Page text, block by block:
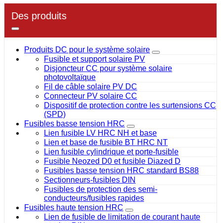
Des produits
Produits DC pour le système solaire
Fusible et support solaire PV
Disjoncteur CC pour système solaire
photovoltaïque
Fil de câble solaire PV DC
Connecteur PV solaire CC
Dispositif de protection contre les surtensions CC
(SPD)
Fusibles basse tension HRC
Lien fusible LV HRC NH et base
Lien et base de fusible BT HRC NT
Lien fusible cylindrique et porte-fusible
Fusible Neozed D0 et fusible Diazed D
Fusibles basse tension HRC standard BS88
Sectionneurs-fusibles DIN
Fusibles de protection des semi-
conducteurs/fusibles rapides
Fusibles haute tension HRC
Lien de fusible de limitation de courant haute